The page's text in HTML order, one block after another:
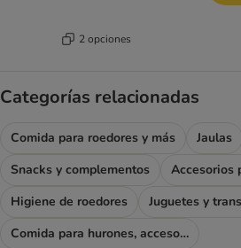
2 opciones
Categorías relacionadas
Comida para roedores y más Jaulas
Snacks y complementos
Accesorios
Higiene de roedores
Juguetes y
Comida para hurones, accesorios para hurones